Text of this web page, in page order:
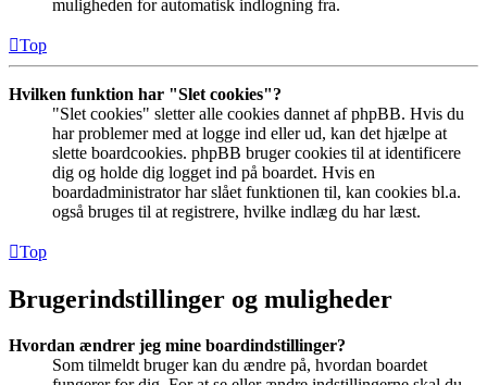
muligheden for automatisk indlogning fra.
Top
Hvilken funktion har "Slet cookies"?
"Slet cookies" sletter alle cookies dannet af phpBB. Hvis du
har problemer med at logge ind eller ud, kan det hjælpe at
slette boardcookies. phpBB bruger cookies til at identificere
dig og holde dig logget ind på boardet. Hvis en
boardadministrator har slået funktionen til, kan cookies bl.a.
også bruges til at registrere, hvilke indlæg du har læst.
Top
Brugerindstillinger og muligheder
Hvordan ændrer jeg mine boardindstillinger?
Som tilmeldt bruger kan du ændre på, hvordan boardet